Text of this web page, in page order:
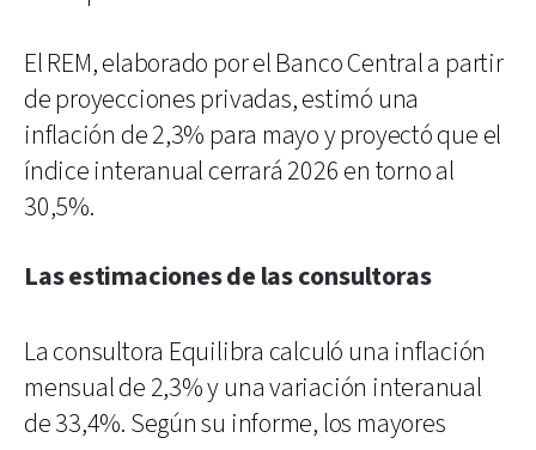
El REM, elaborado por el Banco Central a partir
de proyecciones privadas, estimó una
inflación de 2,3% para mayo y proyectó que el
índice interanual cerrará 2026 en torno al
30,5%.
Las estimaciones de las consultoras
La consultora Equilibra calculó una inflación
mensual de 2,3% y una variación interanual
de 33,4%. Según su informe, los mayores